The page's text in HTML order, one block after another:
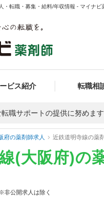
・転職・募集・給料/年収情報 - マイナビ
ビス紹介 転職相
職サポートの提供に努めます
府の薬剤師求人 近鉄道明寺線の薬
(大阪府)の
非公開求人は除く